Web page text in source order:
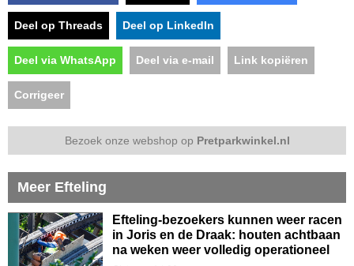
Deel op Threads Deel op LinkedIn
Deel via WhatsApp Deel via e-mail Link kopiëren
Corrigeer
Bezoek onze webshop op Pretparkwinkel.nl
Meer Efteling
Efteling-bezoekers kunnen weer racen
in Joris en de Draak: houten achtbaan
na weken weer volledig operationeel